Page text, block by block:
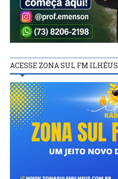
ACESSE ZONA SUL FM ILHÉUS